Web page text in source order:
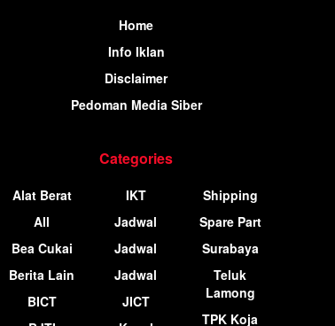
Home
Info Iklan
Disclaimer
Pedoman Media Siber
Categories
Alat Berat
All
Bea Cukai
Berita Lain
BICT
IKT
Jadwal
Jadwal
Jadwal
JICT
Shipping
Spare Part
Surabaya
Teluk
Lamong
TPK Koja